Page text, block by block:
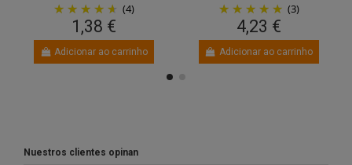
(4)
1,38 €
Adicionar ao carrinho
(3)
4,23 €
Adicionar ao carrinho
Nuestros clientes opinan